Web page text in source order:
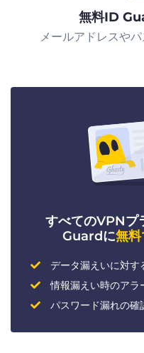
無料ID
メールアドレスや
すべてのVPN
Guardに無
データ漏えいに対す
情報漏えい時のアラ
パスワード漏れの確